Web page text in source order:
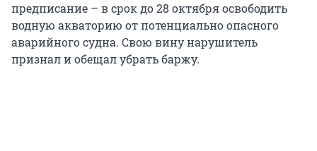
предписание – в срок до 28 октября освободить
водную акваторию от потенциально опасного
аварийного судна. Свою вину нарушитель
признал и обещал убрать баржу.